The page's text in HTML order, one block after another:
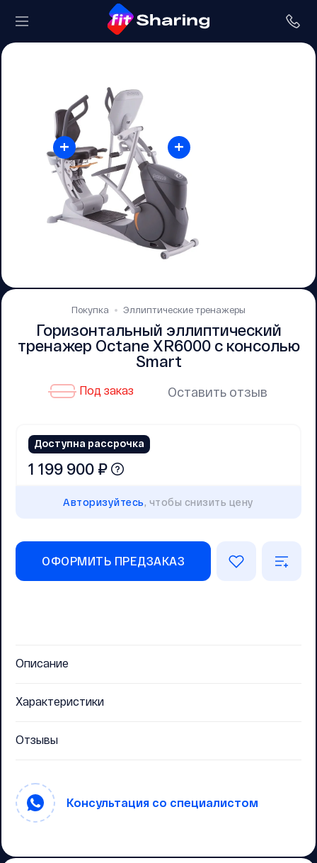
+
+
Покупка Эллиптические тренажеры
Горизонтальный эллиптический
тренажер Octane XR6000 с консолью
Smart
Под заказ Оставить отзыв
Доступна рассрочка
1 199 900 ₽
Авторизуйтесь, чтобы снизить цену
ОФОРМИТЬ ПРЕДЗАКАЗ
Описание
Характеристики
Отзывы
Консультация со специалистом